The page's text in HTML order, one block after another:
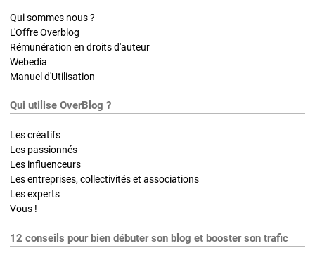
Qui sommes nous ?
L'Offre Overblog
Rémunération en droits d'auteur
Webedia
Manuel d'Utilisation
Qui utilise OverBlog ?
Les créatifs
Les passionnés
Les influenceurs
Les entreprises, collectivités et associations
Les experts
Vous !
12 conseils pour bien débuter son blog et booster son trafic